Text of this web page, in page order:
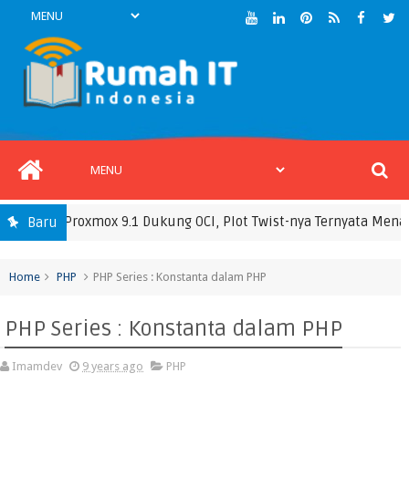
Baru
Proxmox 9.1 Dukung OCI, Plot Twist-nya Ternyata Menarik
Home PHP PHP Series : Konstanta dalam PHP
PHP Series : Konstanta dalam PHP
Imamdev 9 years ago PHP